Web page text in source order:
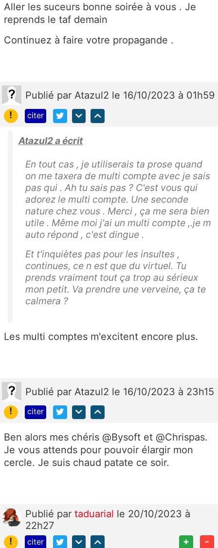
Aller les suceurs bonne soirée à vous . Je
reprends le taf demain
Continuez à faire votre propagande .
Publié par Atazul2 le 16/10/2023 à 01h59
!
citer
Atazul2 a écrit
En tout cas , je utiliserais ta prose quand
on me taxera de multi compte avec je sais
pas qui . Ah tu sais pas ? C'est vous qui
adorez le multi compte. Une seconde
nature chez vous . Merci , ça me sera bien
utile . Même moi j'ai un multi compte ,.je m
auto répond , c'est dingue .
Et t'inquiètes pas pour les insultes ,
continues, ce n est que du virtuel. Tu
prends vraiment tout ça trop au sérieux
mon petit. Va prendre une verveine, ça te
calmera ?
Les multi comptes m'excitent encore plus.
Publié par Atazul2 le 16/10/2023 à 23h15
!
citer
Ben alors mes chéris @Bysoft et @Chrispas.
Je vous attends pour pouvoir élargir mon
cercle. Je suis chaud patate ce soir.
Publié par taduarial le 20/10/2023 à
22h27
!
citer + -